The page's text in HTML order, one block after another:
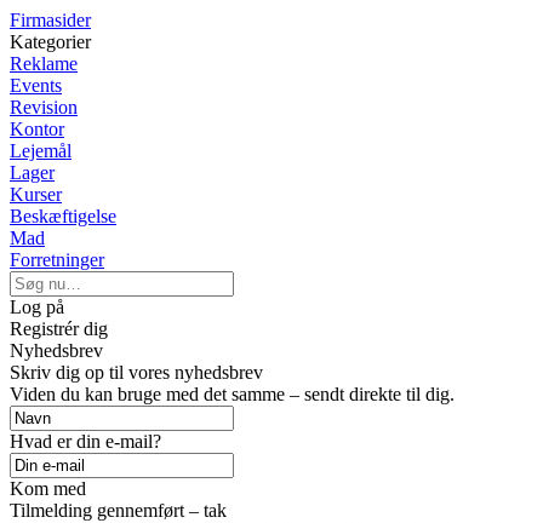
Firmasider
Kategorier
Reklame
Events
Revision
Kontor
Lejemål
Lager
Kurser
Beskæftigelse
Mad
Forretninger
Log på
Registrér dig
Nyhedsbrev
Skriv dig op til vores nyhedsbrev
Viden du kan bruge med det samme – sendt direkte til dig.
Hvad er din e-mail?
Kom med
Tilmelding gennemført – tak